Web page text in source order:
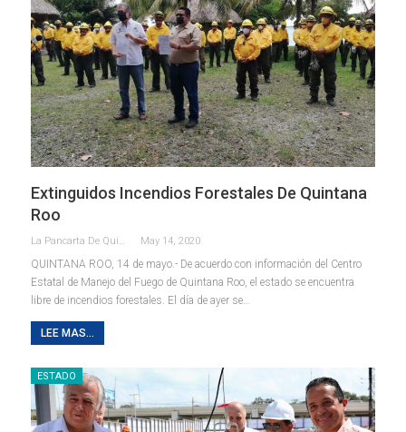
Extinguidos Incendios Forestales De Quintana
Roo
La Pancarta De Quintana Roo May 14, 2020
QUINTANA ROO, 14 de mayo.- De acuerdo con información del Centro
Estatal de Manejo del Fuego de Quintana Roo, el estado se encuentra
libre de incendios forestales. El día de ayer se…
LEE MAS...
ESTADO